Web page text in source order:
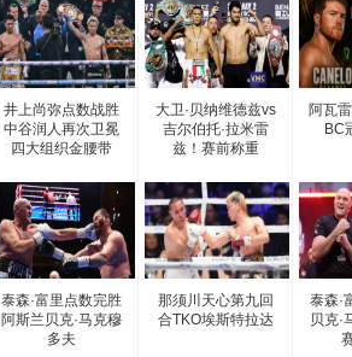
井上尚弥点数战胜
中谷润人再次卫冕
四大组织金腰带
大卫·贝纳维德兹vs
吉尔伯托·拉米雷
兹！赛前称重
阿瓦
BC
泰森·富里点数完胜
阿斯兰贝克·马克穆
多夫
那须川天心第九回
合TKO埃斯特拉达
泰森·
贝克·